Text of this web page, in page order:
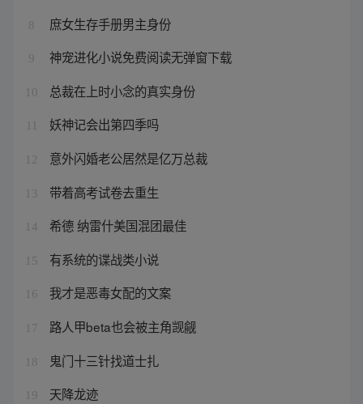
8 庶女生存手册男主身份
9 神宠进化小说免费阅读无弹窗下载
10 总裁在上时小念的真实身份
妖神记会出第四季吗
12 意外闪婚老公居然是亿万总裁
13 带着高考试卷去重生
14 希德 纳雷什美国混团最佳
15 有系统的谍战类小说
16 我才是恶毒女配的文案
17 路人甲beta也会被主角觊觎
18 鬼门十三针找道士扎
19 天降龙迹